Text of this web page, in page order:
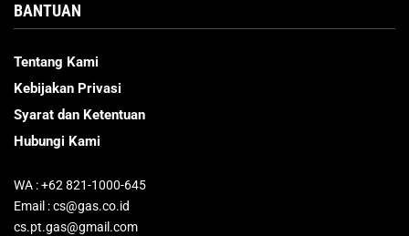
BANTUAN
Tentang Kami
Kebijakan Privasi
Syarat dan Ketentuan
Hubungi Kami
WA : +62 821-1000-645
Email : cs@gas.co.id
cs.pt.gas@gmail.com